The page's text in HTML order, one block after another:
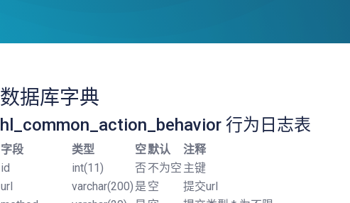
数据库字典
hl_common_action_behavior 行为日志表
字段 类型 空默认
注释
id
int(11) 否 不为空 主键
url
varchar(200) 是 空
提交url